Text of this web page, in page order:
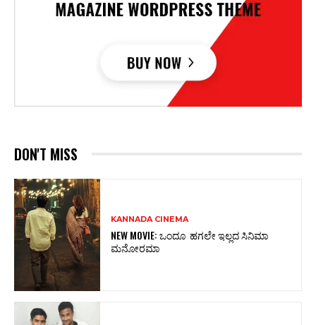
DON'T MISS
KANNADA CINEMA
NEW MOVIE: ಒಂದೂ ಹಗಲೇ ಇಲ್ಲದ ಸಿನಿಮಾ
ಮನೋರಮಾ